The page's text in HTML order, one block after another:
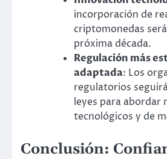
incorporación de
criptomonedas
próxima década.
Regulación más
adaptada: Los
regulatorios
leyes para abordar
tecnológicos y de
Conclusión: